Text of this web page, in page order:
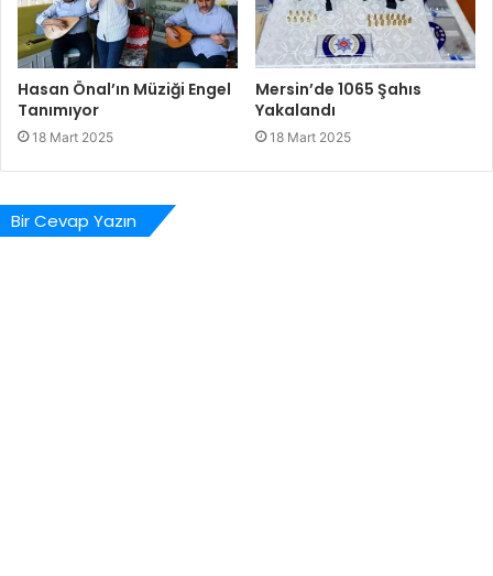
Hasan Önal’ın Müziği Engel
Tanımıyor
18 Mart 2025
Mersin’de 1065 Şahıs
Yakalandı
18 Mart 2025
Bir Cevap Yazın